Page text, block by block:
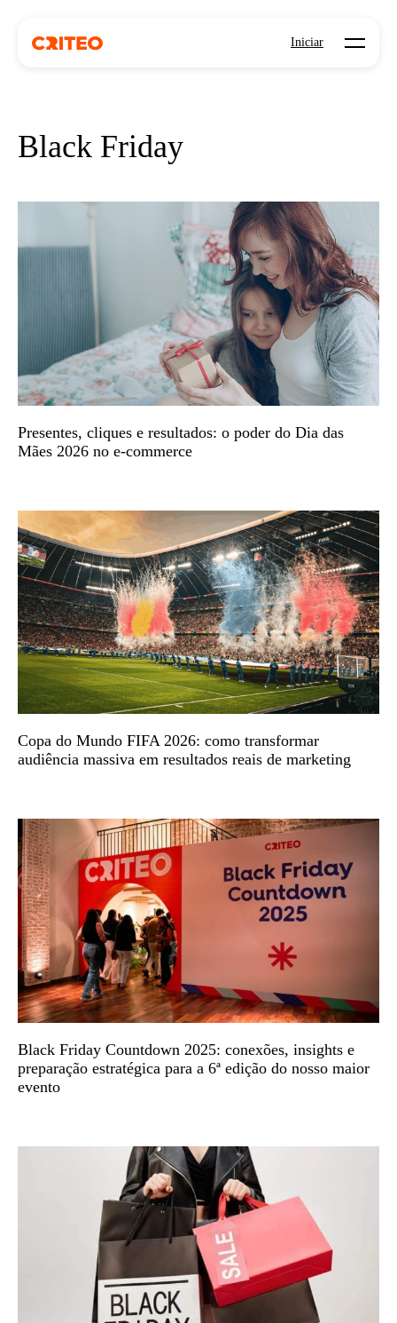
Iniciar Open
Black Friday
Presentes, cliques e resultados: o poder do Dia das
Mães 2026 no e-commerce
Copa do Mundo FIFA 2026: como transformar
audiência massiva em resultados reais de marketing
Black Friday Countdown 2025: conexões, insights e
preparação estratégica para a 6ª edição do nosso maior
evento